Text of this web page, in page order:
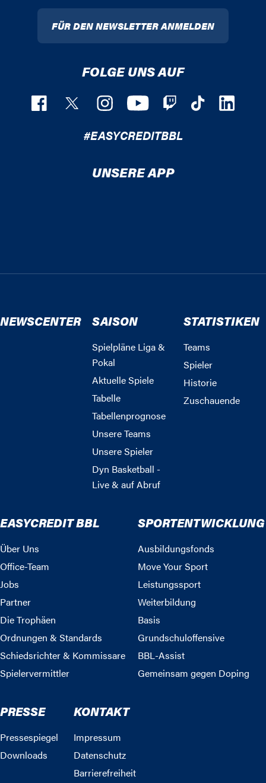
FÜR DEN NEWSLETTER ANMELDEN
FOLGE UNS AUF
#EASYCREDITBBL
UNSERE APP
NEWSCENTER SAISON
Spielpläne Liga &
Pokal
Aktuelle Spiele
Tabelle
Tabellenprognose
Unsere Teams
Unsere Spieler
Dyn Basketball -
Live & auf Abruf
STATISTIKEN
Teams
Spieler
Historie
Zuschauende
EASYCREDIT BBL
Über Uns
Office-Team
Jobs
Partner
Die Trophäen
Ordnungen & Standards
Schiedsrichter & Kommissare
Spielervermittler
SPORTENTWICKLUNG
Ausbildungsfonds
Move Your Sport
Leistungssport
Weiterbildung
Basis
Grundschuloffensive
BBL-Assist
Gemeinsam gegen Doping
PRESSE
Pressespiegel
Downloads
KONTAKT
Impressum
Datenschutz
Barrierefreiheit